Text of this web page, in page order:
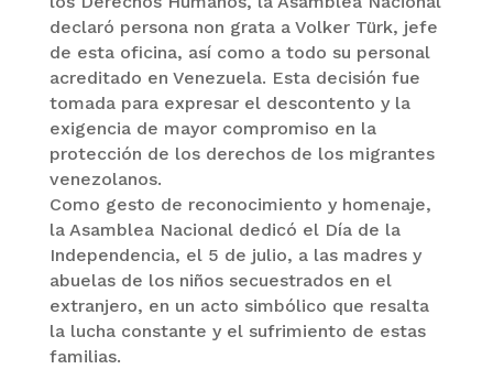
declaró persona non grata a Volker Türk, jefe
de esta oficina, así como a todo su personal
acreditado en Venezuela. Esta decisión fue
tomada para expresar el descontento y la
exigencia de mayor compromiso en la
protección de los derechos de los migrantes
venezolanos.
Como gesto de reconocimiento y homenaje,
la Asamblea Nacional dedicó el Día de la
Independencia, el 5 de julio, a las madres y
abuelas de los niños secuestrados en el
extranjero, en un acto simbólico que resalta
la lucha constante y el sufrimiento de estas
familias.